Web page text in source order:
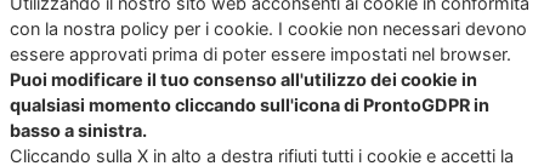
con la nostra policy per i cookie. I cookie non necessari devono
essere approvati prima di poter essere impostati nel browser.
Puoi modificare il tuo consenso all'utilizzo dei cookie in
qualsiasi momento cliccando sull'icona di ProntoGDPR in
basso a sinistra.
Cliccando sulla X in alto a destra rifiuti tutti i cookie e accetti la